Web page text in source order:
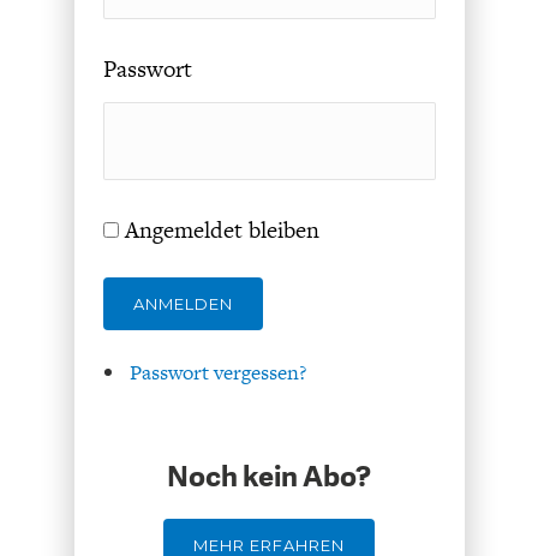
CIRCULAR ECONOMY
UNGLEICHHEIT UND
ENTWICKLUNGSPOLITIK
EUROPA
Passwort
Angemeldet bleiben
ANMELDEN
Passwort vergessen?
Noch kein Abo?
MEHR ERFAHREN